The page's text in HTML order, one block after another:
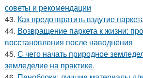
советы и рекомендации
43. Как предотвратить вздутие
44. Возвращение паркета к жизни:
восстановления после наводнения
45. С чего начать природное
земледелие на практике.